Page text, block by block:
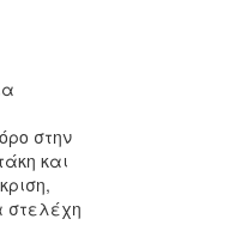
στην
και
στελέχη